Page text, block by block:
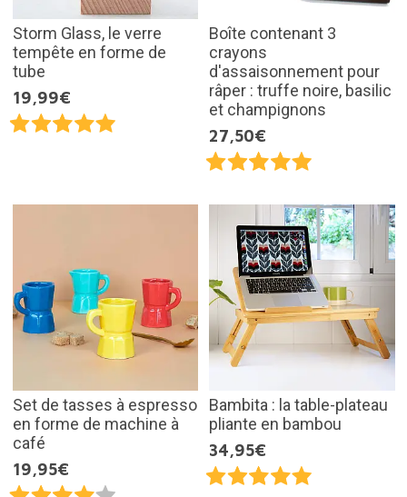
Storm Glass, le verre
tempête en forme de
tube
19,99€
Boîte contenant 3
crayons
d'assaisonnement pour
râper : truffe noire, basilic
et champignons
27,50€
Set de tasses à espresso
en forme de machine à
café
19,95€
Bambita : la table-plateau
pliante en bambou
34,95€